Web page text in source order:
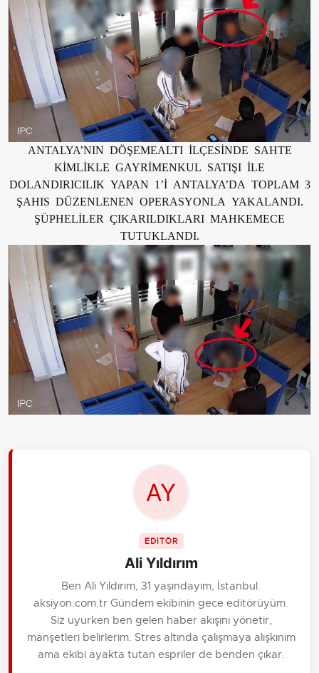
ANTALYA’NIN DÖŞEMEALTI İLÇESİNDE SAHTE
KİMLİKLE GAYRİMENKUL SATIŞI İLE
DOLANDIRICILIK YAPAN 1’İ ANTALYA’DA TOPLAM 3
ŞAHIS DÜZENLENEN OPERASYONLA YAKALANDI.
ŞÜPHELİLER ÇIKARILDIKLARI MAHKEMECE
TUTUKLANDI.
EDİTÖR
Ali Yıldırım
Ben Ali Yıldırım, 31 yaşındayım, İstanbul.
aksiyon.com.tr Gündem ekibinin gece editörüyüm.
Siz uyurken ben gelen haber akışını yönetir,
manşetleri belirlerim. Stres altında çalışmaya alışkınım
ama ekibi ayakta tutan espriler de benden çıkar.